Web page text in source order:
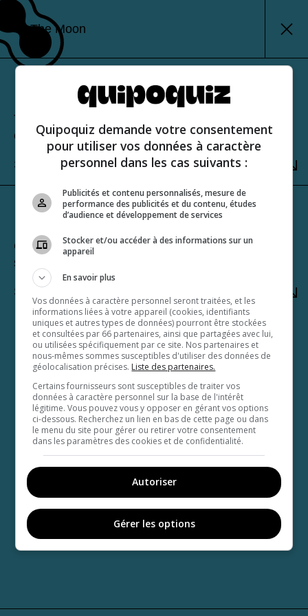
The Moon
Classic mode
Test your knowledge and view your score at the
end of the quiz.
SELECT
Sudden-death mode
Challenge yourself to get a perfect score. One
strike and you’re out!
SELECT
Quipoquiz demande votre consentement
pour utiliser vos données à caractère
personnel dans les cas suivants :
Publicités et contenu personnalisés, mesure de
performance des publicités et du contenu, études
d’audience et développement de services
Stocker et/ou accéder à des informations sur un
appareil
En savoir plus
Vos données à caractère personnel seront traitées, et les
informations liées à votre appareil (cookies, identifiants
uniques et autres types de données) pourront être stockées
et consultées par 66 partenaires, ainsi que partagées avec lui,
ou utilisées spécifiquement par ce site. Nos partenaires et
nous-mêmes sommes susceptibles d'utiliser des données de
géolocalisation précises. Liste des partenaires.
Certains fournisseurs sont susceptibles de traiter vos
données à caractère personnel sur la base de l'intérêt
légitime. Vous pouvez vous y opposer en gérant vos options
ci-dessous. Recherchez un lien en bas de cette page ou dans
le menu du site pour gérer ou retirer votre consentement
dans les paramètres des cookies et de confidentialité.
Autoriser
Gérer les options